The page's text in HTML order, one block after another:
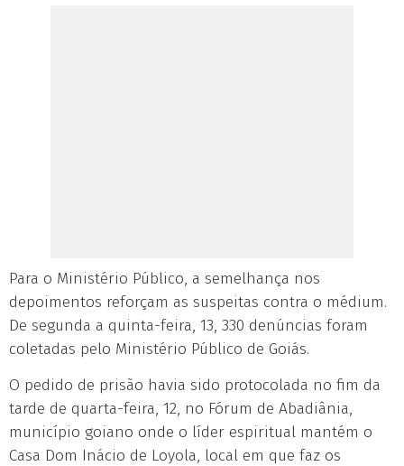
Para o Ministério Público, a semelhança nos
depoimentos reforçam as suspeitas contra o médium.
De segunda a quinta-feira, 13, 330 denúncias foram
coletadas pelo Ministério Público de Goiás.
O pedido de prisão havia sido protocolada no fim da
tarde de quarta-feira, 12, no Fórum de Abadiânia,
município goiano onde o líder espiritual mantém o
Casa Dom Inácio de Loyola, local em que faz os